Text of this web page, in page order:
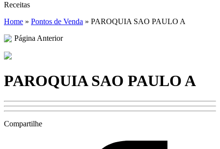
Receitas
Home » Pontos de Venda » PAROQUIA SAO PAULO A
Página Anterior
PAROQUIA SAO PAULO A
Compartilhe